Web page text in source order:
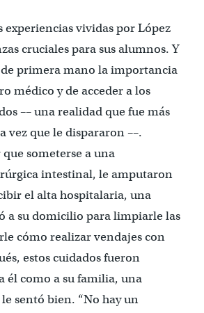
experiencias vividas por López
cruciales para sus alumnos. Y
de primera mano la importancia
médico y de acceder a los
–– una realidad que fue más
vez que le dispararon ––.
someterse a una
intestinal, le amputaron
el alta hospitalaria, una
a su domicilio para limpiarle las
cómo realizar vendajes con
estos cuidados fueron
él como a su familia, una
sentó bien. “No hay un